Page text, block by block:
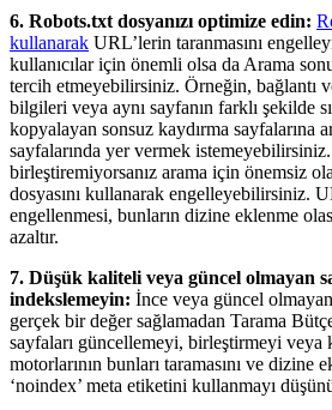
6. Robots.txt dosyanızı optimize edin:
kullanarak URL’lerin taranmasını
kullanıcılar için önemli olsa da Arama
tercih etmeyebilirsiniz. Örneğin, bağlantı
bilgileri veya aynı sayfanın farklı şekilde
kopyalayan sonsuz kaydırma sayfalarına
sayfalarında yer vermek
birleştiremiyorsanız arama için önemsiz
dosyasını kullanarak engelleyebilirsiniz.
engellenmesi, bunların dizine eklenme
azaltır.
7. Düşük kaliteli veya güncel olmayan
indekslemeyin: İnce veya güncel
gerçek bir değer sağlamadan Tarama
sayfaları güncellemeyi, birleştirmeyi veya
motorlarının bunları taramasını ve dizine
‘noindex’ meta etiketini kullanmayı